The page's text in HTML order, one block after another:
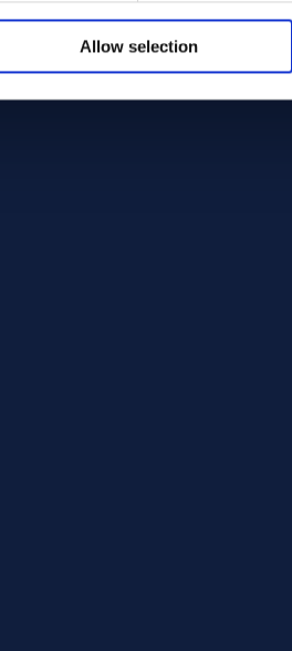
Allow selection